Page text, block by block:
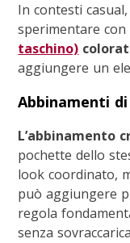
In contesti
sperimentare con
taschino)
aggiungere un
Abbinamenti
L’abbinamento
pochette dello
look coordinato,
può aggiungere
regola
senza